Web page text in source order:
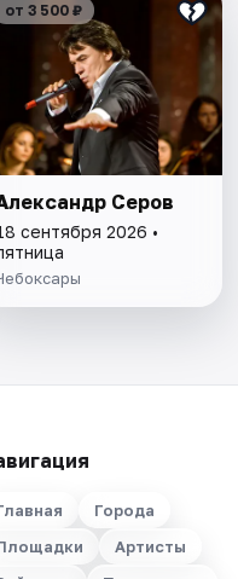
от 3 500 ₽
Серов
сентября 2026 •
Города
Артисты